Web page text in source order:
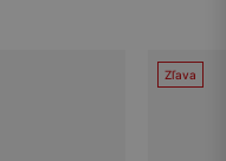
Zľava